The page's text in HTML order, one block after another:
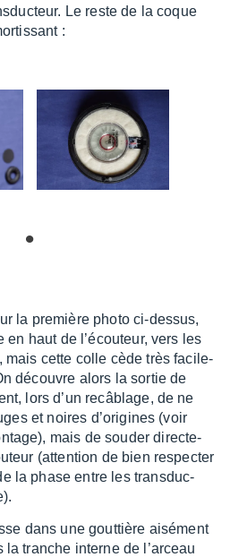
Le reste de la coque
:
la première photo ci-dessus,
haut de l’écou­teur, vers les
mais cette colle cède très faci­le­
découvre alors la sortie de
lors d’un recâ­blage, de ne
et noires d’ori­gines (voir
mais de souder direc­te­
(atten­tion de bien respec­ter
la phase entre les trans­duc­
dans une gout­tière aisé­ment
tranche interne de l’ar­ceau